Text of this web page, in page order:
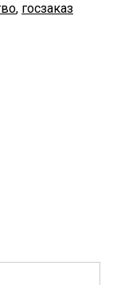
, госзаказ